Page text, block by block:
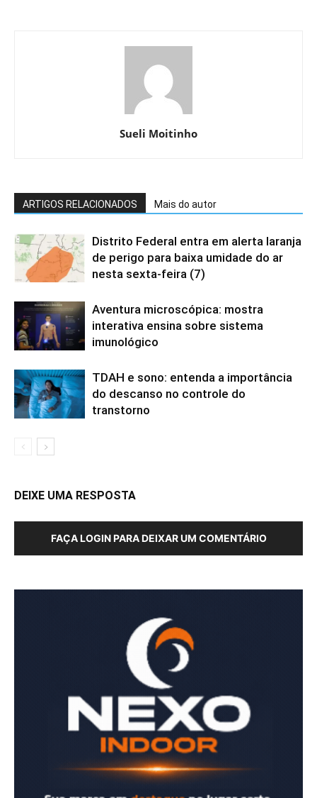
Sueli Moitinho
ARTIGOS RELACIONADOS Mais do autor
Distrito Federal entra em alerta laranja
de perigo para baixa umidade do ar
nesta sexta-feira (7)
Aventura microscópica: mostra
interativa ensina sobre sistema
imunológico
TDAH e sono: entenda a importância
do descanso no controle do
transtorno
DEIXE UMA RESPOSTA
FAÇA LOGIN PARA DEIXAR UM COMENTÁRIO